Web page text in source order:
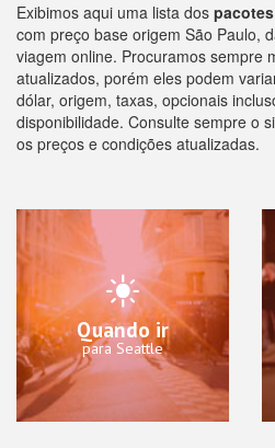
Exibimos aqui uma lista dos
com preço base origem São Paulo,
viagem online. Procuramos sempre
atualizados, porém eles podem
dólar, origem, taxas, opcionais
disponibilidade. Consulte sempre o
os preços e condições atualizadas.
Quando ir
para Seattle